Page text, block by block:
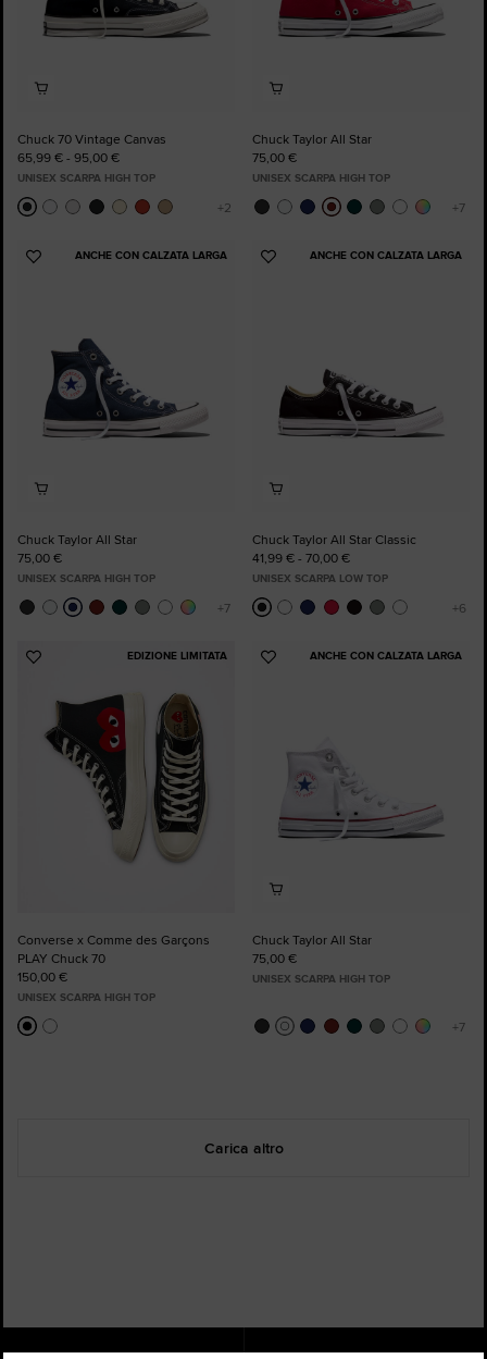
Chuck 70 Vintage Canvas
65,99 € - 95,00 €
UNISEX SCARPA HIGH TOP
Chuck Taylor All Star
75,00 €
UNISEX SCARPA HIGH TOP
ANCHE CON CALZATA LARGA
Aggiungi
Chuck Taylor All Star
75,00 €
UNISEX SCARPA HIGH TOP
ANCHE CON CALZATA LARGA
Aggiungi
Chuck Taylor All Star Classic
41,99 € - 70,00 €
UNISEX SCARPA LOW TOP
EDIZIONE LIMITATA
Aggiungi
preferiti
Converse x Comme des Garçons
PLAY Chuck 70
150,00 €
UNISEX SCARPA HIGH TOP
ANCHE CON CALZATA LARGA
Aggiungi
Chuck Taylor All Star
75,00 €
UNISEX SCARPA HIGH TOP
Carica altro